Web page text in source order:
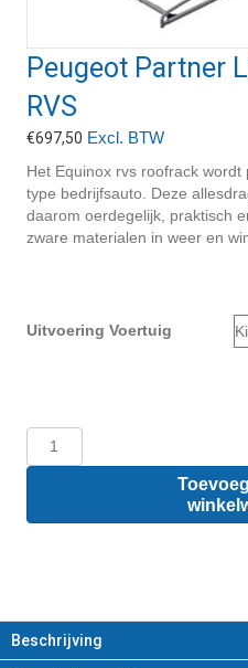
Peugeot Partner
RVS
€697,50 Excl. BTW
Het Equinox rvs roofrack
type bedrijfsauto. Deze
daarom oerdegelijk, praktisch
zware materialen in weer en
Uitvoering Voertuig
Peugeot
Partner
Imperiaal
Beschrijving